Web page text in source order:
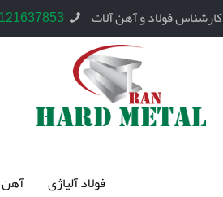
کارشناس فولاد و آهن آلات
فولاد آلیاژی